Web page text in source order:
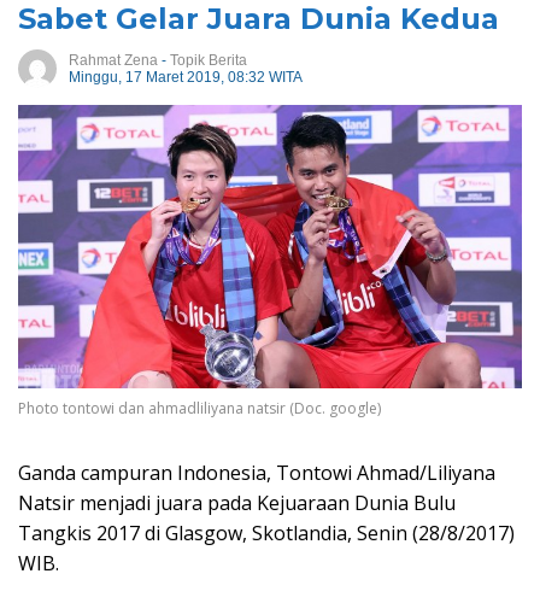
Sabet Gelar Juara Dunia Kedua
Rahmat Zena - Topik Berita
Minggu, 17 Maret 2019, 08:32 WITA
Photo tontowi dan ahmadliliyana natsir (Doc. google)
Ganda campuran Indonesia, Tontowi Ahmad/Liliyana
Natsir menjadi juara pada Kejuaraan Dunia Bulu
Tangkis 2017 di Glasgow, Skotlandia, Senin (28/8/2017)
WIB.